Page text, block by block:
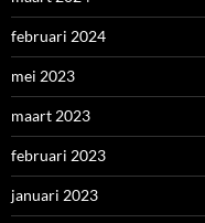
februari 2024
mei 2023
maart 2023
februari 2023
januari 2023